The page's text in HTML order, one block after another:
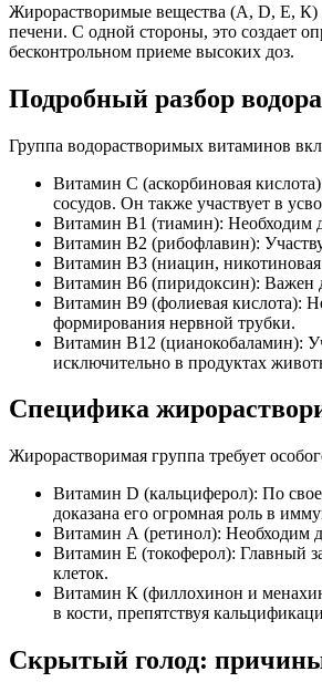
Жирорастворимые вещества (А, D, Е, К)
печени. С одной стороны, это создает
бесконтрольном приеме высоких доз.
Подробный разбор
Группа водорастворимых витаминов
Витамин С (аскорбиновая
сосудов. Он также участвует в
Витамин В1 (тиамин): Необходим
Витамин В2 (рибофлавин):
Витамин В3 (ниацин, никотиновая
Витамин В6 (пиридоксин): Важен
Витамин В9 (фолиевая кислота):
формирования нервной трубки.
Витамин В12 (цианокобаламин):
исключительно в продуктах
Специфика
Жирорастворимая группа требует
Витамин D (кальциферол): По
доказана его огромная роль в
Витамин А (ретинол): Необходим
Витамин Е (токоферол): Главный
клеток.
Витамин К (филлохинон и
в кости, препятствуя
Скрытый голод: причины